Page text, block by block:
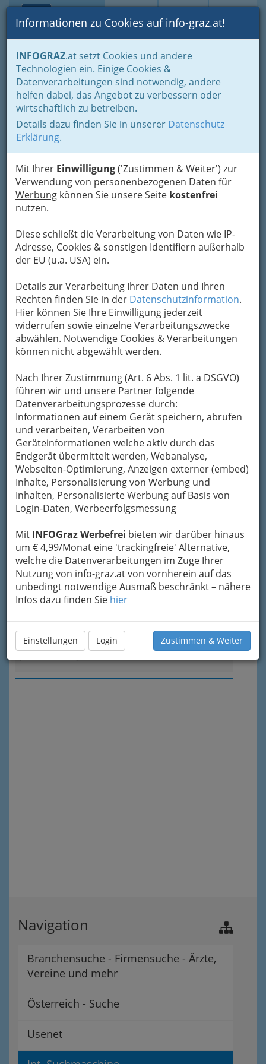
Suche Login Toggle
Informationen zu Cookies auf info-graz.at!
INFOGRAZ.at setzt Cookies und andere
Technologien ein. Einige Cookies &
Datenverarbeitungen sind notwendig, andere
helfen dabei, das Angebot zu verbessern oder
wirtschaftlich zu betreiben.
Details dazu finden Sie in unserer Datenschutz
Erklärung.
Mit Ihrer Einwilligung('Zustimmen & Weiter') zur
Verwendung von personenbezogenen Daten für
Werbung können Sie unsere Seite kostenfrei
nutzen.
Diese schließt die Verarbeitung von Daten wie IP-
Adresse, Cookies & sonstigen Identifiern außerhalb
der EU (u.a. USA) ein.
Details zur Verarbeitung Ihrer Daten und Ihren
Rechten finden Sie in der Datenschutzinformation.
Hier können Sie Ihre Einwilligung jederzeit
widerrufen sowie einzelne Verarbeitungszwecke
abwählen. Notwendige Cookies & Verarbeitungen
können nicht abgewählt werden.
Nach Ihrer Zustimmung (Art. 6 Abs. 1 lit. a DSGVO)
führen wir und unsere Partner folgende
Datenverarbeitungsprozesse durch:
Informationen auf einem Gerät speichern, abrufen
und verarbeiten, Verarbeiten von
Geräteinformationen welche aktiv durch das
Endgerät übermittelt werden, Webanalyse,
Webseiten-Optimierung, Anzeigen externer (embed)
Inhalte, Personalisierung von Werbung und
Inhalten, Personalisierte Werbung auf Basis von
Login-Daten, Werbeerfolgsmessung
Mit INFOGraz Werbefrei bieten wir darüber hinaus
um € 4,99/Monat eine 'trackingfreie' Alternative,
welche die Datenverarbeitungen im Zuge Ihrer
Nutzung von info-graz.at von vornherein auf das
unbedingt notwendige Ausmaß beschränkt – nähere
Infos dazu finden Sie hier
Einstellungen Login Zustimmen & Weiter
Home Branchen Informationsstellen
Internet - Suche
Int. Suchmaschine
Int. Suchmaschine
Bezirksauswahl
Alle Bezirke
1
Altavista
Webseite
Kategorien
Webseite Eintrag ändern
Kategorien
Google Österreich
Webseite Eintrag ändern
Kategorien
Hotbot
Webseite Eintrag ändern
Kategorien
Suchmaschinen-Index
Webseite Eintrag ändern
Webseite Eintrag ändern
Kategorien
Navigation
Branchensuche - Firmensuche - Ärzte,
Vereine und mehr
Österreich - Suche
Usenet